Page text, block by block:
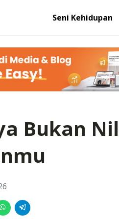
Seni Kehidupan
Bukan